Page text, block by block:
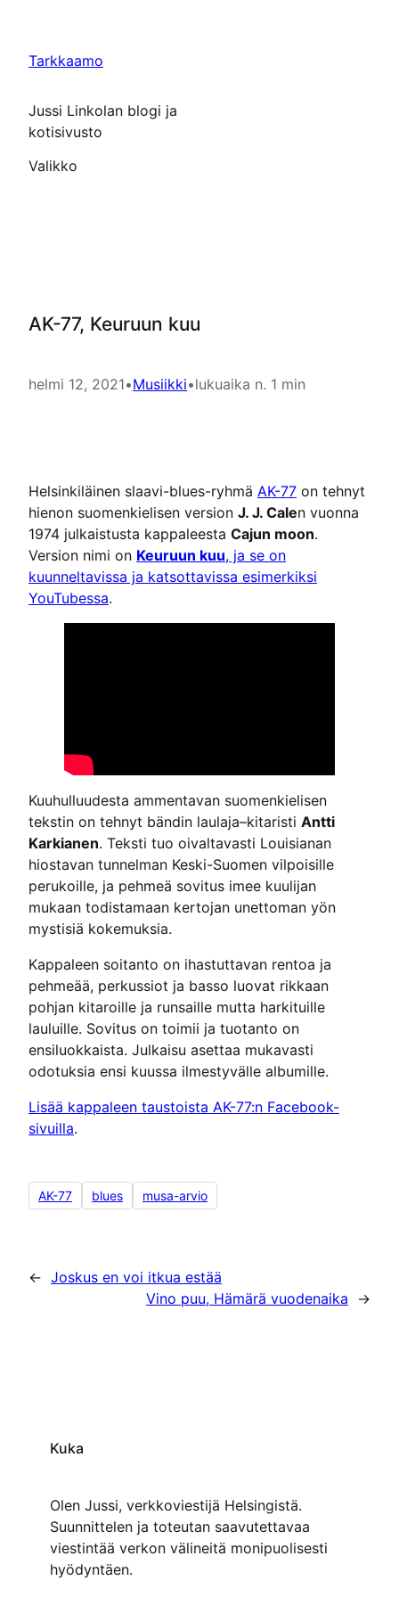
Tarkkaamo
Jussi Linkolan blogi ja
kotisivusto
Valikko
AK-77, Keuruun kuu
helmi 12, 2021•Musiikki•lukuaika n. 1 min
Helsinkiläinen slaavi-blues-ryhmä AK-77 on tehnyt
hienon suomenkielisen version J. J. Calen vuonna
1974 julkaistusta kappaleesta Cajun moon.
Version nimi on Keuruun kuu, ja se on
kuunneltavissa ja katsottavissa esimerkiksi
YouTubessa.
Kuuhulluudesta ammentavan suomenkielisen
tekstin on tehnyt bändin laulaja–kitaristi Antti
Karkianen. Teksti tuo oivaltavasti Louisianan
hiostavan tunnelman Keski-Suomen vilpoisille
perukoille, ja pehmeä sovitus imee kuulijan
mukaan todistamaan kertojan unettoman yön
mystisiä kokemuksia.
Kappaleen soitanto on ihastuttavan rentoa ja
pehmeää, perkussiot ja basso luovat rikkaan
pohjan kitaroille ja runsaille mutta harkituille
lauluille. Sovitus on toimii ja tuotanto on
ensiluokkaista. Julkaisu asettaa mukavasti
odotuksia ensi kuussa ilmestyvälle albumille.
Lisää kappaleen taustoista AK-77:n Facebook-
sivuilla.
AK-77 blues musa-arvio
← Joskus en voi itkua estää
Vino puu, Hämärä vuodenaika
→
Kuka
Olen Jussi, verkkoviestijä Helsingistä.
Suunnittelen ja toteutan saavutettavaa
viestintää verkon välineitä monipuolisesti
hyödyntäen.